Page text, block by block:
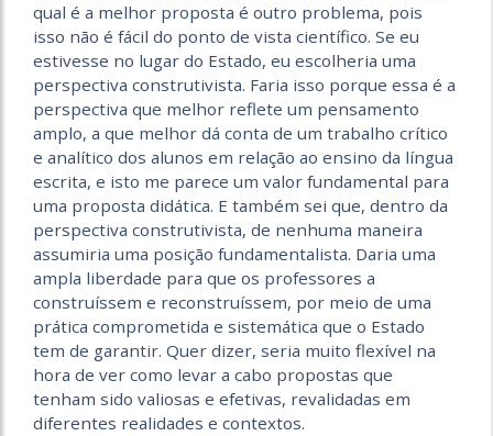
qual é a melhor proposta é outro problema, pois
isso não é fácil do ponto de vista científico. Se eu
estivesse no lugar do Estado, eu escolheria uma
perspectiva construtivista. Faria isso porque essa é a
perspectiva que melhor reflete um pensamento
amplo, a que melhor dá conta de um trabalho crítico
e analítico dos alunos em relação ao ensino da língua
escrita, e isto me parece um valor fundamental para
uma proposta didática. E também sei que, dentro da
perspectiva construtivista, de nenhuma maneira
assumiria uma posição fundamentalista. Daria uma
ampla liberdade para que os professores a
construíssem e reconstruíssem, por meio de uma
prática comprometida e sistemática que o Estado
tem de garantir. Quer dizer, seria muito flexível na
hora de ver como levar a cabo propostas que
tenham sido valiosas e efetivas, revalidadas em
diferentes realidades e contextos.